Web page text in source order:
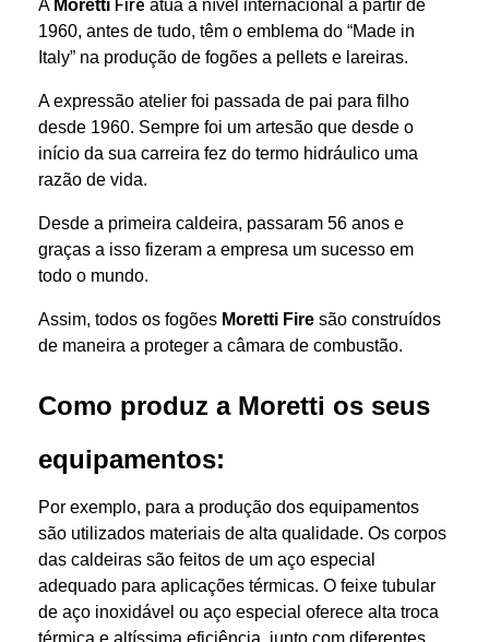
A Moretti Fire atua a nível internacional a partir de
1960, antes de tudo, têm o emblema do “Made in
Italy” na produção de fogões a pellets e lareiras.
A expressão atelier foi passada de pai para filho
desde 1960. Sempre foi um artesão que desde o
início da sua carreira fez do termo hidráulico uma
razão de vida.
Desde a primeira caldeira, passaram 56 anos e
graças a isso fizeram a empresa um sucesso em
todo o mundo.
Assim, todos os fogões Moretti Fire são construídos
de maneira a proteger a câmara de combustão.
Como produz a Moretti os seus
equipamentos:
Por exemplo, para a produção dos equipamentos
são utilizados materiais de alta qualidade. Os corpos
das caldeiras são feitos de um aço especial
adequado para aplicações térmicas. O feixe tubular
de aço inoxidável ou aço especial oferece alta troca
térmica e altíssima eficiência, junto com diferentes